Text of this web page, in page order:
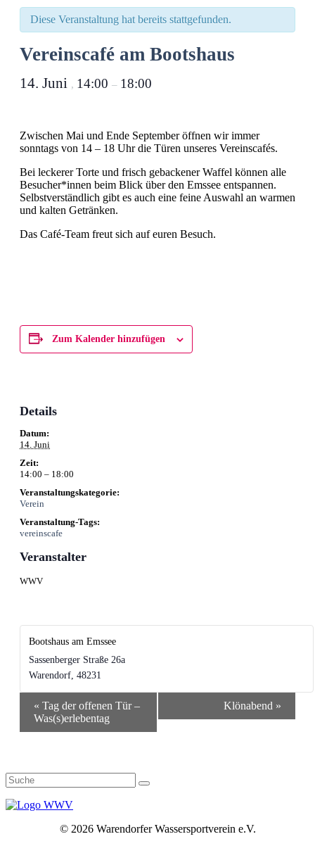
Diese Veranstaltung hat bereits stattgefunden.
Vereinscafé am Bootshaus
14. Juni , 14:00 – 18:00
Zwischen Mai und Ende September öffnen wir immer
sonntags von 14 – 18 Uhr die Türen unseres Vereinscafés.
Bei leckerer Torte und frisch gebackener Waffel können alle
Besucher*innen beim Blick über den Emssee entspannen.
Selbstverständlich gibt es auch eine feine Auswahl an warmen
und kalten Getränken.
Das Café-Team freut sich auf euren Besuch.
Zum Kalender hinzufügen
Details
Datum:
14. Juni
Zeit:
14:00 – 18:00
Veranstaltungskategorie:
Verein
Veranstaltung-Tags:
vereinscafe
Veranstalter
WWV
Bootshaus am Emssee
Sassenberger Straße 26a
Warendorf, 48231
Veranstaltung-
Navigation
« Tag der offenen Tür –
Was(s)erlebentag
Klönabend »
© 2026 Warendorfer Wassersportverein e.V.